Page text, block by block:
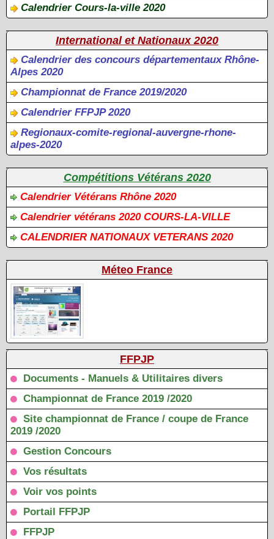
Calendrier Cours-la-ville 2020
International et Nationaux 2020
Calendrier des concours départementaux Rhône-
Alpes 2020
Championnat de France 2019/2020
Calendrier FFPJP 2020
Regionaux-comite-regional-auvergne-rhone-
alpes-2020
Compétitions Vétérans 2020
Calendrier Vétérans Rhône 2020
Calendrier vétérans 2020 COURS-LA-VILLE
CALENDRIER NATIONAUX VETERANS 2020
Méteo France
FFPJP
Documents - Manuels & Utilitaires divers
Championnat de France 2019 /2020
Site championnat de France / coupe de France
2019 /2020
Gestion Concours
Vos résultats
Voir vos points
Portail FFPJP
FFPJP